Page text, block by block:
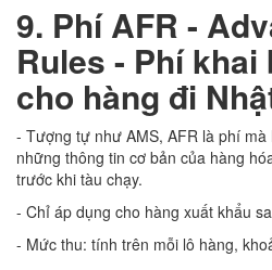
9. Phí AFR -
Rules - Phí khai
cho hàng đi
- Tượng tự như AMS, AFR là phí
những thông tin cơ bản của hàng
trước khi tàu chạy.
- Chỉ áp dụng cho hàng xuất khẩu
- Mức thu: tính trên mỗi lô hàng,